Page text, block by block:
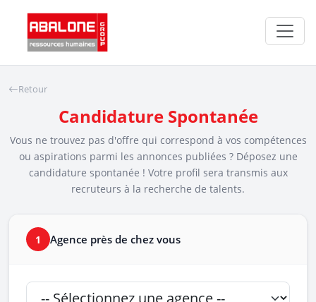
Retour
Candidature Spontanée
Vous ne trouvez pas d'offre qui correspond à vos compétences
ou aspirations parmi les annonces publiées ? Déposez une
candidature spontanée ! Votre profil sera transmis aux
recruteurs à la recherche de talents.
1 Agence près de chez vous